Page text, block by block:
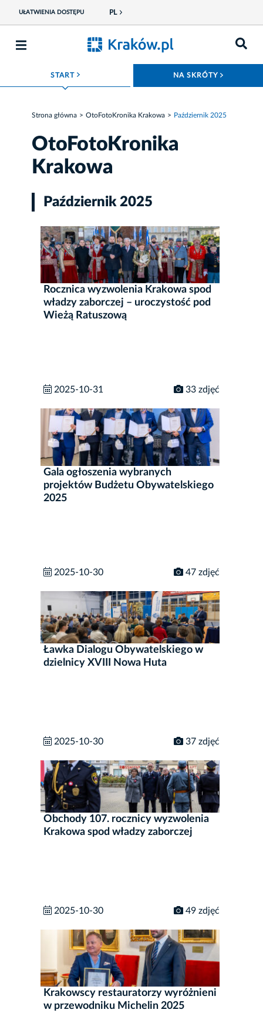
UŁATWIENIA DOSTĘPU PL
START ROZWIŃ MENU NA SKRÓTY
Strona główna OtoFotoKronika Krakowa Październik 2025
OtoFotoKronika
Krakowa
Październik 2025
Rocznica wyzwolenia Krakowa spod
władzy zaborczej – uroczystość pod
Wieżą Ratuszową
2025-10-31 33 zdjęć
Gala ogłoszenia wybranych
projektów Budżetu Obywatelskiego
2025
2025-10-30 47 zdjęć
Ławka Dialogu Obywatelskiego w
dzielnicy XVIII Nowa Huta
2025-10-30 37 zdjęć
Obchody 107. rocznicy wyzwolenia
Krakowa spod władzy zaborczej
2025-10-30 49 zdjęć
Krakowscy restauratorzy wyróżnieni
w przewodniku Michelin 2025